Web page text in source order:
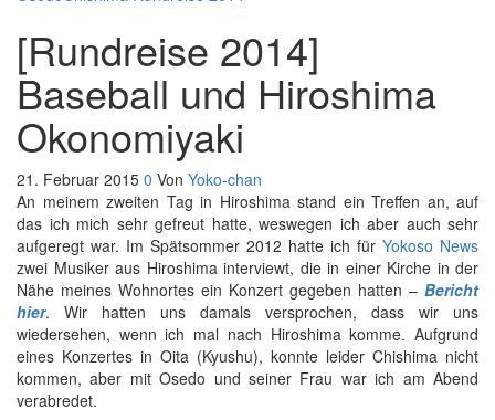
[Rundreise 2014]
Baseball und Hiroshima
Okonomiyaki
21. Februar 2015 0 Von Yoko-chan
An meinem zweiten Tag in Hiroshima stand ein Treffen an, auf
das ich mich sehr gefreut hatte, weswegen ich aber auch sehr
aufgeregt war. Im Spätsommer 2012 hatte ich für Yokoso News
zwei Musiker aus Hiroshima interviewt, die in einer Kirche in der
Nähe meines Wohnortes ein Konzert gegeben hatten – Bericht
hier. Wir hatten uns damals versprochen, dass wir uns
wiedersehen, wenn ich mal nach Hiroshima komme. Aufgrund
eines Konzertes in Oita (Kyushu), konnte leider Chishima nicht
kommen, aber mit Osedo und seiner Frau war ich am Abend
verabredet.